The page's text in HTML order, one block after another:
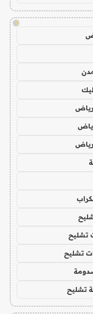
!
تشليح
تشليح
تشليح